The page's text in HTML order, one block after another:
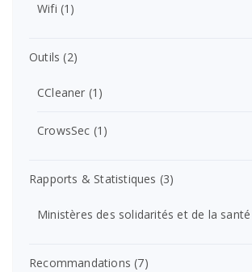
Wifi (1)
Outils (2)
CCleaner (1)
CrowsSec (1)
Rapports & Statistiques (3)
Ministères des solidarités et de la santé
Recommandations (7)